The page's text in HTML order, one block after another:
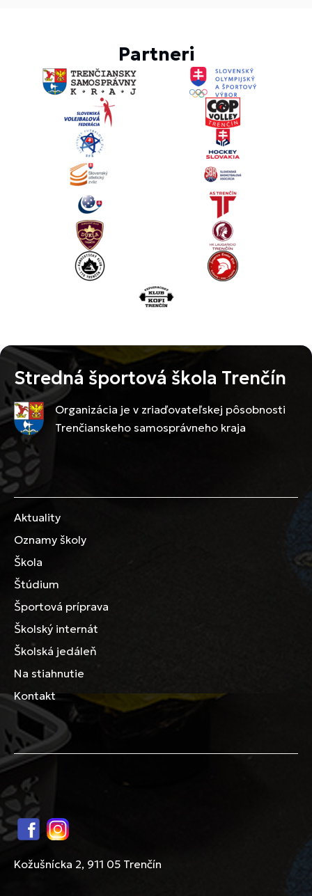
Partneri
Stredná športová škola Trenčín
Organizácia je v zriaďovateľskej pôsobnosti
Trenčianskeho samosprávneho kraja
Aktuality
Oznamy školy
Škola
Štúdium
Športová príprava
Školský internát
Školská jedáleň
Na stiahnutie
Kontakt
FacebookInstagram
Kožušnícka 2, 911 05 Trenčín